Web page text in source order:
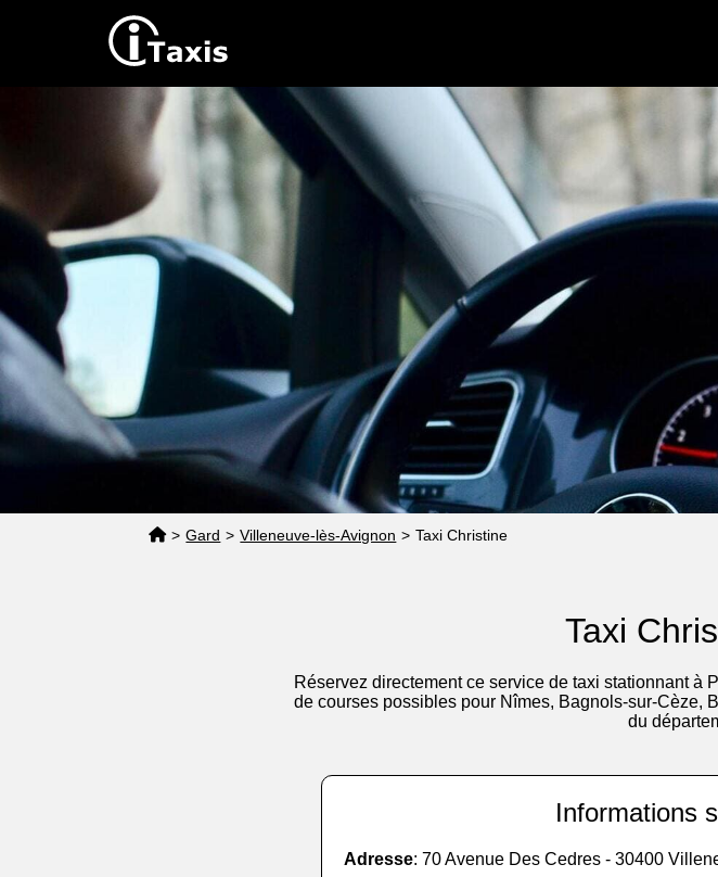
> Gard > Villeneuve-lès-Avignon > Taxi Christine
Taxi
Réservez directement ce service de taxi stationnant à
de courses possibles pour Nîmes, Bagnols-sur-Cèze,
du
Informations
Adresse: 70 Avenue Des Cedres - 30400